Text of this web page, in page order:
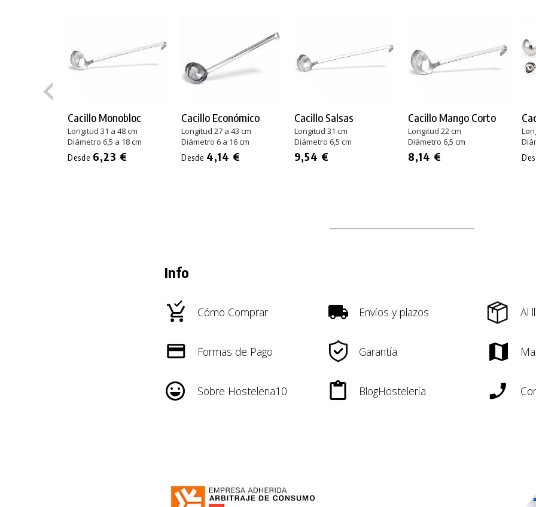
Cacillo Monobloc
Longitud 31 a 48 cm
Diámetro 6,5 a 18 cm
Desde 6,23 €
Cacillo Económico
Longitud 27 a 43 cm
Diámetro 6 a 16 cm
Desde 4,14 €
Cacillo Salsas
Longitud 31 cm
Diámetro 6,5 cm
9,54 €
Cacillo Mango Corto
Longitud 22 cm
Diámetro 6,5 cm
8,14 €
Info
Cómo Comprar Envíos y plazos Al
Formas de Pago Garantía
Sobre Hosteleria10 BlogHostelería